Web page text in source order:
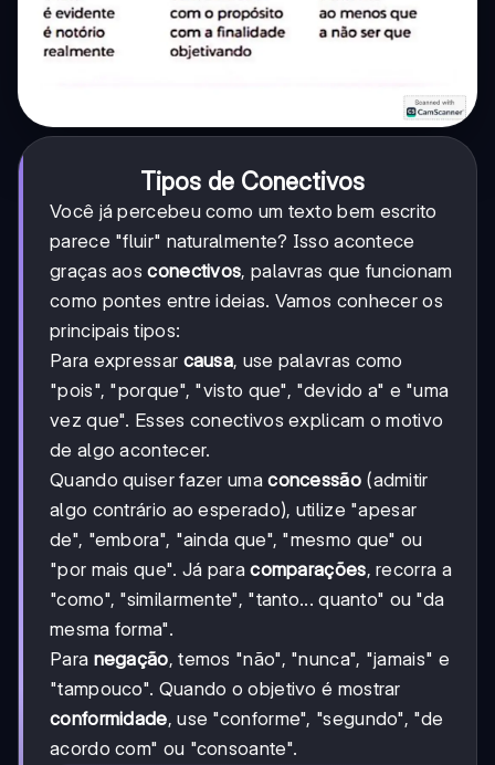
Tipos de Conectivos
Você já percebeu como um texto bem escrito
parece "fluir" naturalmente? Isso acontece
graças aosconectivos, palavras que funcionam
como pontes entre ideias. Vamos conhecer os
principais tipos:
Para expressar causa, use palavras como
"pois", "porque", "visto que", "devido a" e "uma
vez que". Esses conectivos explicam o motivo
de algo acontecer.
Quando quiser fazer umaconcessão(admitir
algo contrário ao esperado), utilize "apesar
de", "embora", "ainda que", "mesmo que" ou
"por mais que". Já paracomparações, recorra a
"como", "similarmente", "tanto... quanto" ou "da
mesma forma".
Para negação, temos "não", "nunca", "jamais" e
"tampouco". Quando o objetivo é mostrar
conformidade, use "conforme", "segundo", "de
acordo com" ou "consoante".